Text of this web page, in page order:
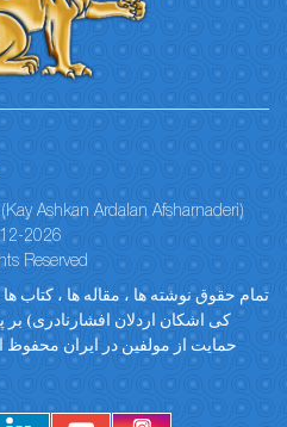
Ashkan Ardalan Afsharnaderi)
2026
Reserved
تمام حقوق نوشته ها ، مقاله ها ، کتاب
کی اشکان اردلان افشارنادری) بر
حمایت از مولفین در ایران